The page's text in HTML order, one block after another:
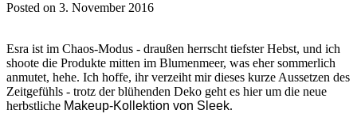
Posted on 3. November 2016
Esra ist im Chaos-Modus - draußen herrscht tiefster Hebst, und ich
shoote die Produkte mitten im Blumenmeer, was eher sommerlich
anmutet, hehe. Ich hoffe, ihr verzeiht mir dieses kurze Aussetzen des
Zeitgefühls - trotz der blühenden Deko geht es hier um die neue
herbstliche Makeup-Kollektion von Sleek.